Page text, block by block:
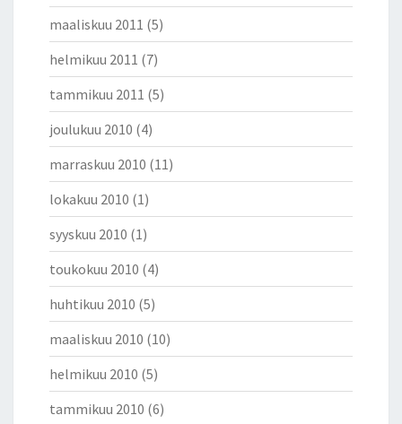
maaliskuu 2011 (5)
helmikuu 2011 (7)
tammikuu 2011 (5)
joulukuu 2010 (4)
marraskuu 2010 (11)
lokakuu 2010 (1)
syyskuu 2010 (1)
toukokuu 2010 (4)
huhtikuu 2010 (5)
maaliskuu 2010 (10)
helmikuu 2010 (5)
tammikuu 2010 (6)